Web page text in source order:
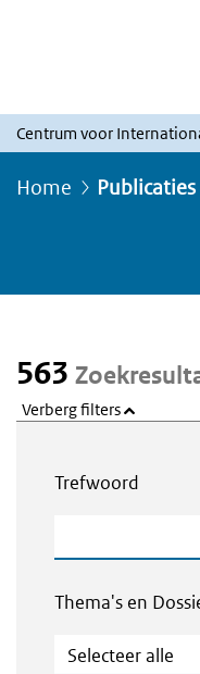
Centrum voor
Home Publicaties
563
Verberg filters
Trefwoord
Thema's en
Thema's en Dossiers